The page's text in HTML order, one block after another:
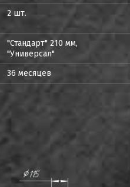
2 шт.
"Стандарт" 210 мм,
"Универсал"
36 месяцев